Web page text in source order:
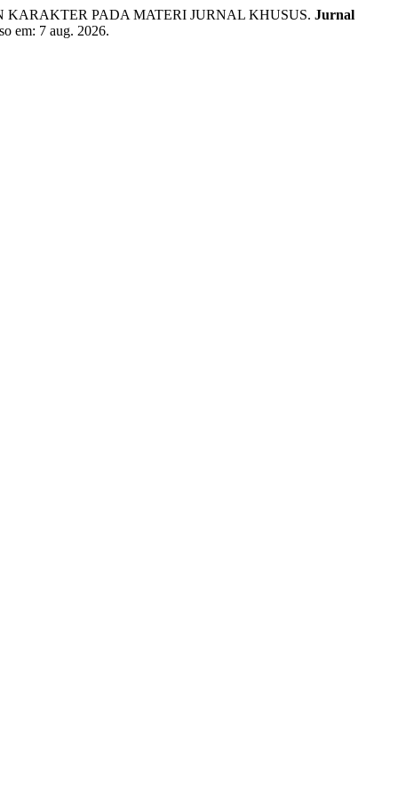
PADA MATERI JURNAL KHUSUS. Jurnal
em: 7 aug. 2026.